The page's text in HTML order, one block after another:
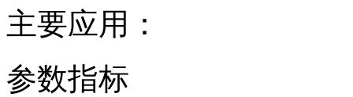
主要应用：
参数指标